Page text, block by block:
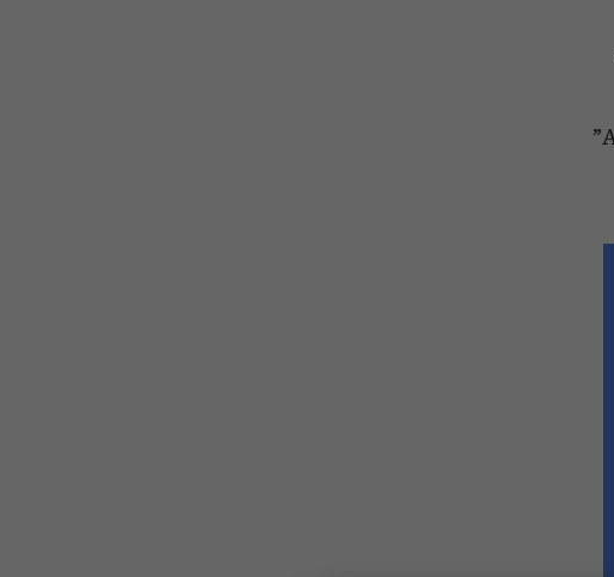
يُمكن للمستخدم أن يضيف نفسه لـPeople Cards ولمحرك بحث غوغل من خلال البحث عن “Add me to Search”